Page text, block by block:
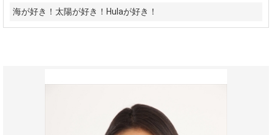
海が好き！太陽が好き！Hulaが好き！